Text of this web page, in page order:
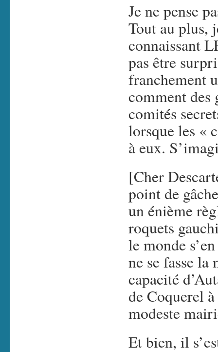
Je ne pense
Tout au plus,
connaissant
pas être
franchement
comment des
comités
lorsque les «
à eux.
[Cher
point de
un énième
roquets
le monde
ne se fasse
capacité
de Coquerel
modeste
Et bien, il